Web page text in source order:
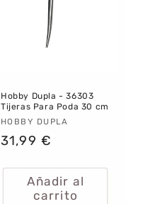
Hobby Dupla - 36303
Tijeras Para Poda 30 cm
Proveedor:
HOBBY DUPLA
Precio
31,99 €
Añadir al
carrito